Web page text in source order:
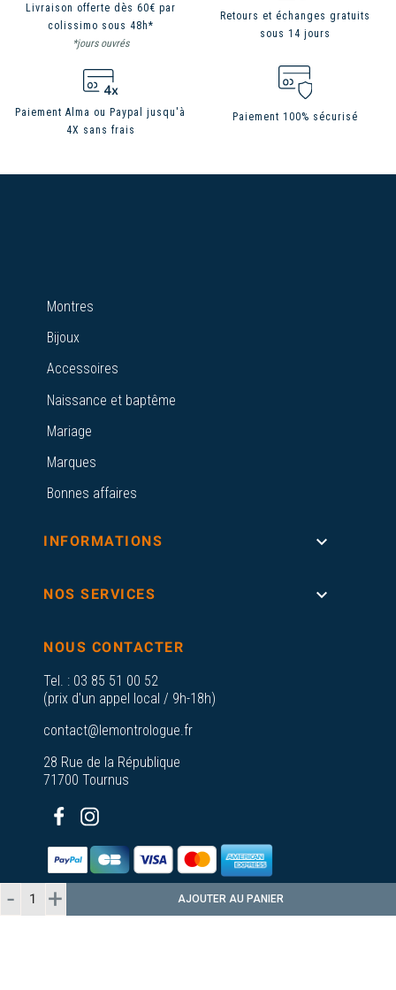
AJOUTER AU PANIER
Livraison offerte dès 60€ par
colissimo sous 48h*
*jours ouvrés
Retours et échanges gratuits
sous 14 jours
Paiement Alma ou Paypal jusqu'à
4X sans frais
Paiement 100% sécurisé
Montres
Bijoux
Accessoires
Naissance et baptême
Mariage
Marques
Bonnes affaires
INFORMATIONS 
NOS SERVICES 
NOUS CONTACTER
Tel. : 03 85 51 00 52
(prix d'un appel local / 9h-18h)
contact@lemontrologue.fr
28 Rue de la République
71700 Tournus